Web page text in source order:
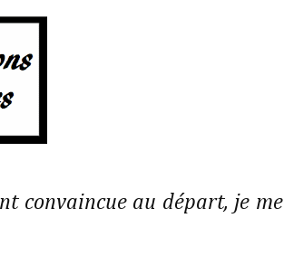
convaincue au départ, je me